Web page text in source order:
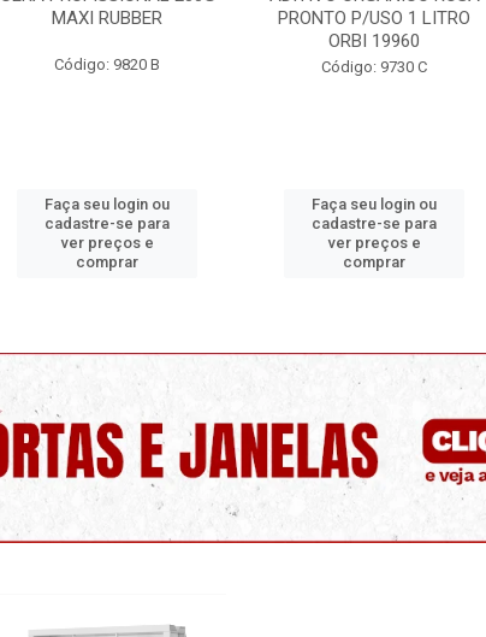
PRONTO P/USO 1 LITRO
Código: 9730 C
Faça seu login ou
cadastre-se para
ver preços e
comprar
ORBI 1577
Código: 9730 F
Faça seu login ou
cadastre-se para
ver preços e
comprar